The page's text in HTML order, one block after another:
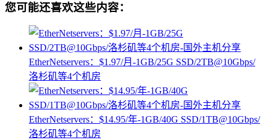
您可能还喜欢这些内容：
EtherNetservers：$1.97/月-1GB/25G SSD/2TB@10Gbps/
洛杉矶等4个机房
EtherNetservers：$14.95/年-1GB/40G SSD/1TB@10Gbps/
洛杉矶等4个机房